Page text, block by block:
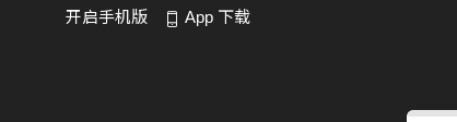
开启手机版 App 下载